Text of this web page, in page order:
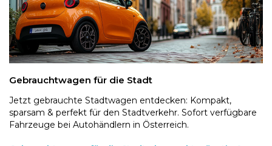
Gebrauchtwagen für die Stadt
Jetzt gebrauchte Stadtwagen entdecken: Kompakt,
sparsam & perfekt für den Stadtverkehr. Sofort verfügbare
Fahrzeuge bei Autohändlern in Österreich.